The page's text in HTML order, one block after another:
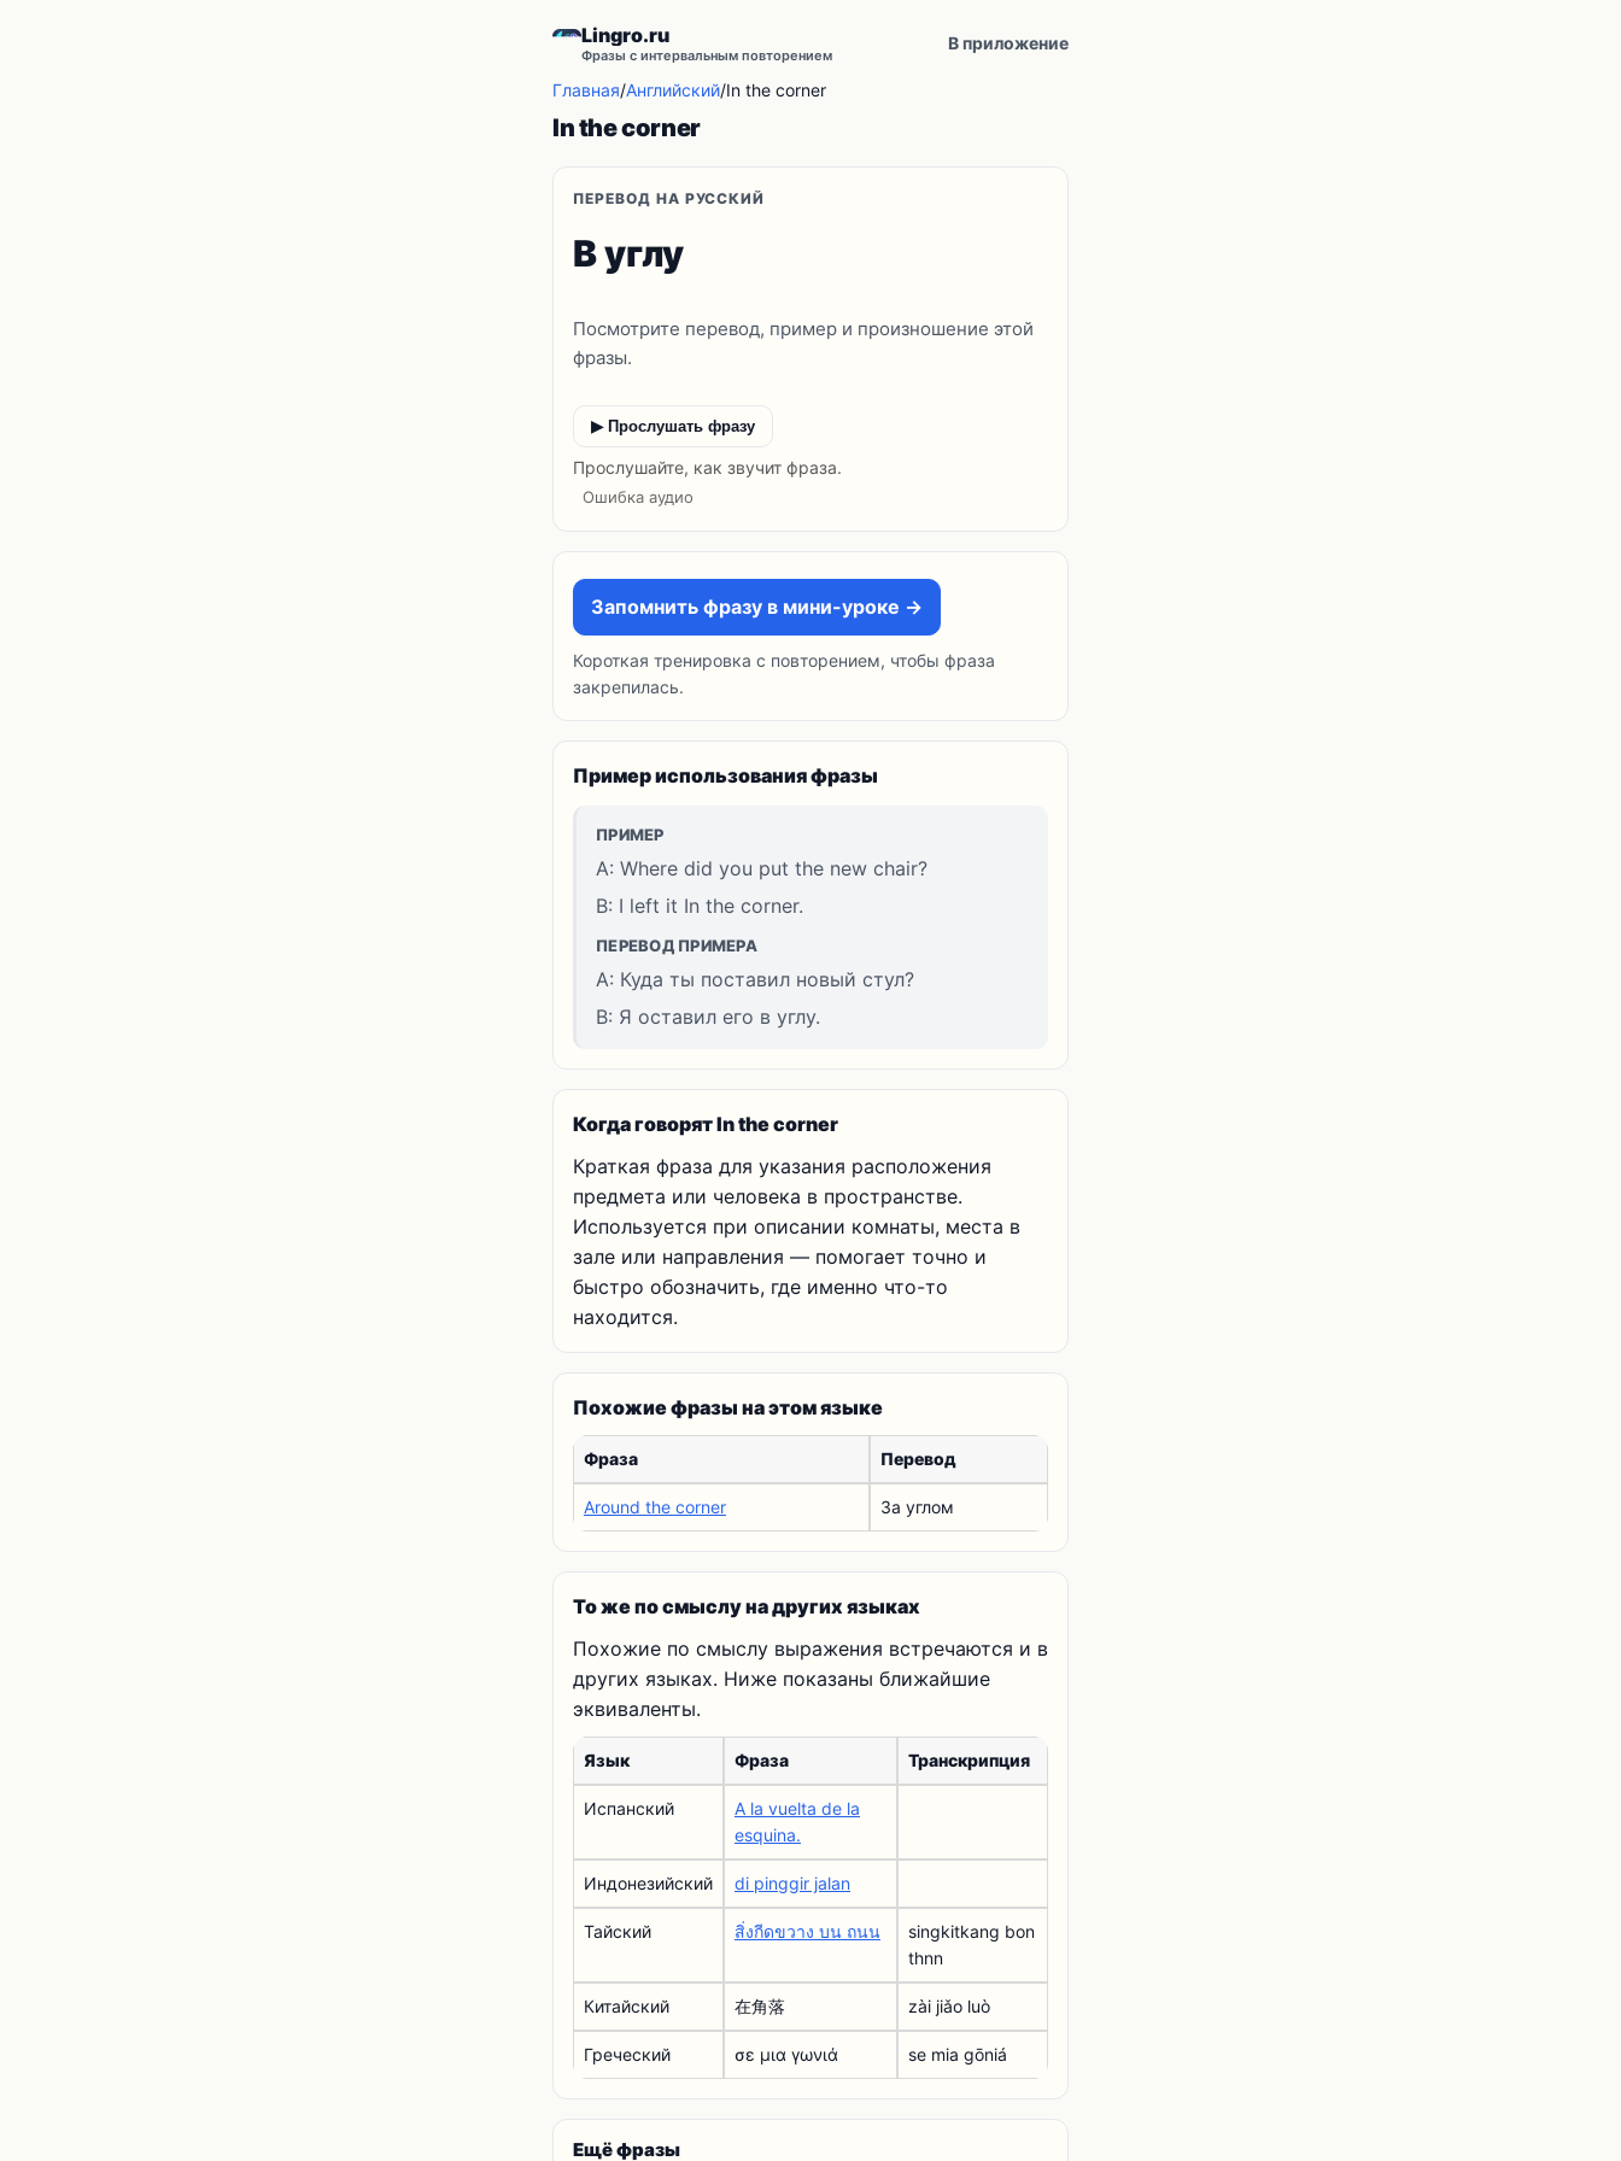
Lingro.ru
Фразы с интервальным повторением
В приложение
Главная/Английский/In the corner
In the corner
ПЕРЕВОД НА РУССКИЙ
В углу
Посмотрите перевод, пример и произношение этой
фразы.
▶ Прослушать фразу
Прослушайте, как звучит фраза.
Ошибка аудио
Запомнить фразу в мини-уроке →
Короткая тренировка с повторением, чтобы фраза
закрепилась.
Пример использования фразы
ПРИМЕР
A: Where did you put the new chair?
B: I left it In the corner.
ПЕРЕВОД ПРИМЕРА
A: Куда ты поставил новый стул?
B: Я оставил его в углу.
Когда говорят In the corner
Краткая фраза для указания расположения
предмета или человека в пространстве.
Используется при описании комнаты, места в
зале или направления — помогает точно и
быстро обозначить, где именно что-то
находится.
Похожие фразы на этом языке
Фраза Перевод
Around the corner За углом
То же по смыслу на других языках
Похожие по смыслу выражения встречаются и в
других языках. Ниже показаны ближайшие
эквиваленты.
Язык Фраза Транскрипция
Испанский
A la vuelta de la
esquina.
Индонезийский di pinggir jalan
Тайский สิ่งกีดขวาง บน ถนน
singkitkang bon
thnn
Китайский 在角落 zài jiǎo luò
Греческий σε μια γωνιά se mia gōniá
Ещё фразы